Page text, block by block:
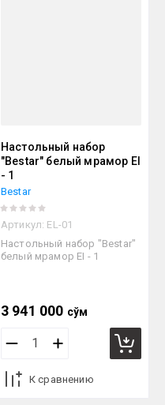
Настольный набор
"Bestar" белый мрамор EI
- 1
Bestar
Артикул: EL-01
Настольный набор "Bestar"
белый мрамор EI - 1
3 941 000 сўм
К сравнению